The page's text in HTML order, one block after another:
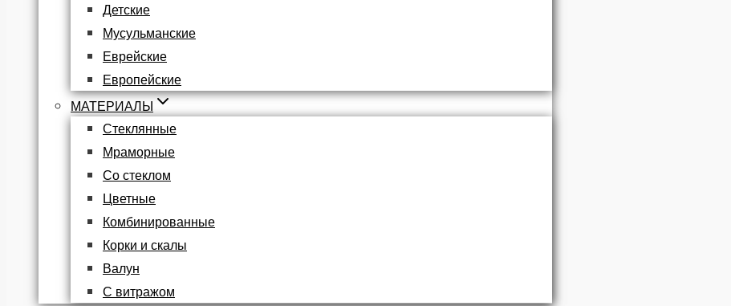
Детские
Мусульманские
Еврейские
Европейские
МАТЕРИАЛЫ
Стеклянные
Мраморные
Со стеклом
Цветные
Комбинированные
Корки и скалы
Валун
С витражом